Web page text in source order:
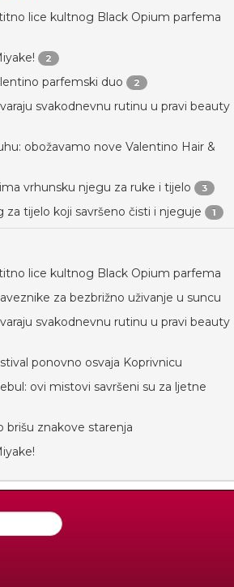
lice kultnog Black Opium parfema
2
parfemski duo 2
svakodnevnu rutinu u pravi beauty
obožavamo nove Valentino Hair &
vrhunsku njegu za ruke i tijelo 3
za tijelo koji savršeno čisti i njeguje 1
lice kultnog Black Opium parfema
za bezbrižno uživanje u suncu
svakodnevnu rutinu u pravi beauty
ponovno osvaja Koprivnicu
ovi mistovi savršeni su za ljetne
brišu znakove starenja